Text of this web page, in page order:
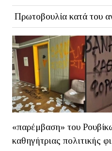
Πρωτοβουλία κατά του
«παρέμβαση» του
καθηγήτριας πολιτικής